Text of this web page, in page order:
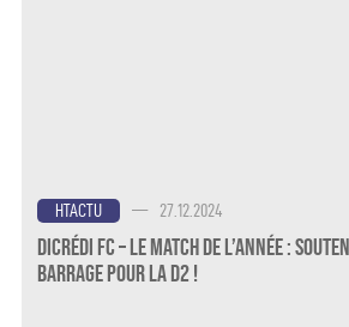
HTACTU — 27.12.2024
Dicrédi FC – Le Match de l’Année :
Barrage pour la D2 !